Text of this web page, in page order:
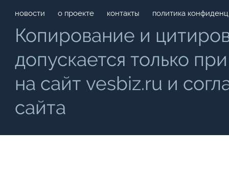
новости о проекте контакты политика
Копирование и
допускается только
на сайт vesbiz.ru и
сайта